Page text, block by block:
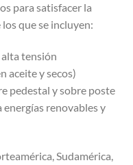
para satisfacer la
que se incluyen:
tensión
aceite y secos)
pedestal y sobre poste
energías renovables y
Sudamérica,